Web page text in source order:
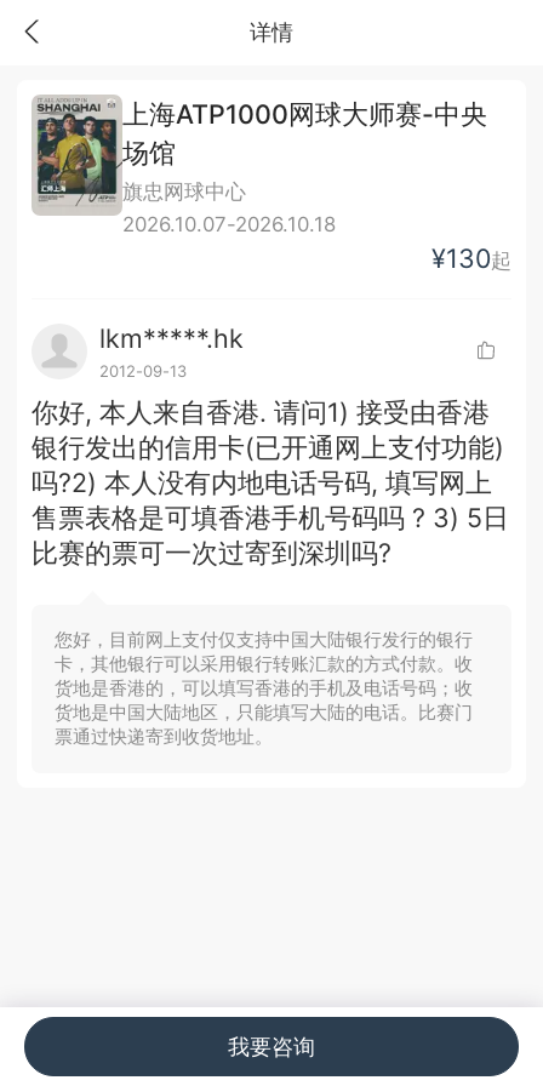
详情
上海ATP1000网球大师赛-中央
场馆
旗忠网球中心
2026.10.07-2026.10.18
¥130起
lkm*****.hk
2012-09-13
你好, 本人来自香港. 请问1) 接受由香港
银行发出的信用卡(已开通网上支付功能)
吗?2) 本人没有内地电话号码, 填写网上
售票表格是可填香港手机号码吗 ? 3) 5日
比赛的票可一次过寄到深圳吗?
您好，目前网上支付仅支持中国大陆银行发行的银行
卡，其他银行可以采用银行转账汇款的方式付款。收
货地是香港的，可以填写香港的手机及电话号码；收
货地是中国大陆地区，只能填写大陆的电话。比赛门
票通过快递寄到收货地址。
我要咨询